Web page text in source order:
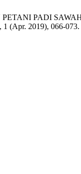
PADI
1 (Apr. 2019), 066-073.